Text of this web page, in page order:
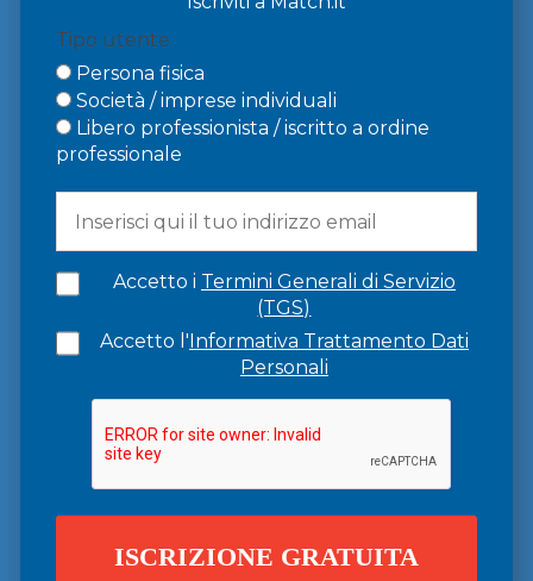
Tipo utente
Persona fisica
Società / imprese individuali
Libero professionista / iscritto a ordine
professionale
Accetto i Termini Generali di Servizio
(TGS)
Accetto l'Informativa Trattamento Dati
Personali